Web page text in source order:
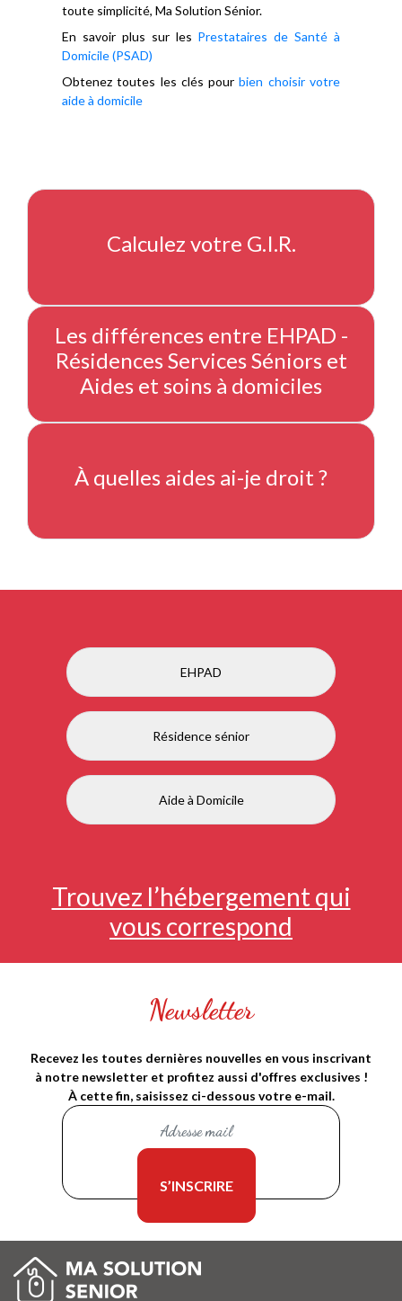
toute simplicité, Ma Solution Sénior.
En savoir plus sur les Prestataires de Santé à
Domicile (PSAD)
Obtenez toutes les clés pourbien choisir votre
aide à domicile
Calculez votre G.I.R.
Les différences entre EHPAD -
Résidences Services Séniors et
Aides et soins à domiciles
À quelles aides ai-je droit ?
EHPAD
Résidence sénior
Aide à Domicile
Trouvez l’hébergement qui
vous correspond
Newsletter
Recevez les toutes dernières nouvelles en vous inscrivant
à notre newsletter et profitez aussi d'offres exclusives !
À cette fin, saisissez ci-dessous votre e-mail.